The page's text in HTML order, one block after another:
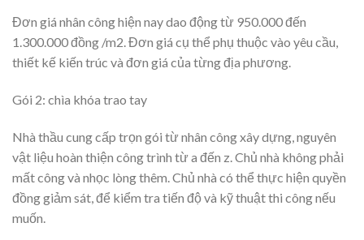
Đơn giá nhân công hiện nay dao động từ 950.000 đến
1.300.000 đồng /m2. Đơn giá cụ thể phụ thuộc vào yêu cầu,
thiết kế kiến trúc và đơn giá của từng địa phương.
Gói 2: chìa khóa trao tay
Nhà thầu cung cấp trọn gói từ nhân công xây dựng, nguyên
vật liệu hoàn thiện công trình từ a đến z. Chủ nhà không phải
mất công và nhọc lòng thêm. Chủ nhà có thể thực hiện quyền
đồng giảm sát, để kiểm tra tiến độ và kỹ thuật thi công nếu
muốn.